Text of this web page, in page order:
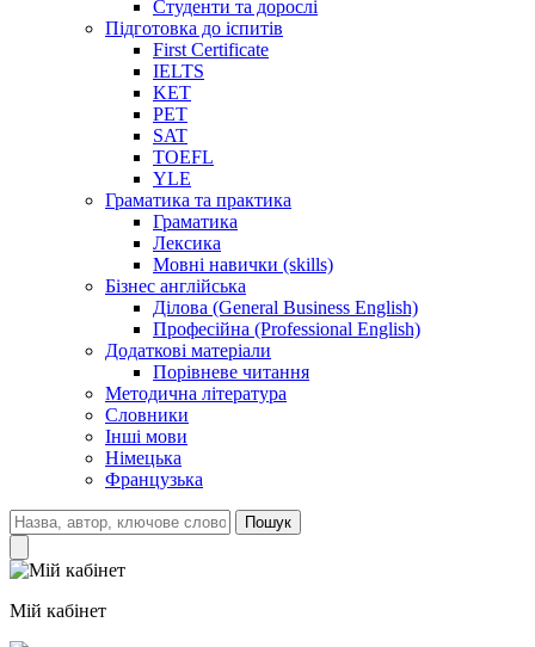
Студенти та дорослі
Підготовка до іспитів
First Certificate
IELTS
KET
PET
SAT
TOEFL
YLE
Граматика та практика
Граматика
Лексика
Мовні навички (skills)
Бізнес англійська
Ділова (General Business English)
Професійна (Professional English)
Додаткові матеріали
Порівневе читання
Методична література
Словники
Інші мови
Німецька
Французька
Пошук
Мій кабінет